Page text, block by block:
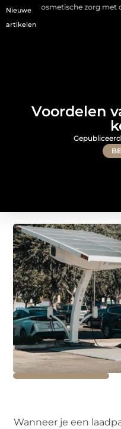
Nieuwe
artikelen
zorg met oog voor
Voordelen
Wanneer je een